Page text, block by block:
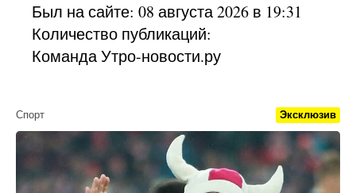
Был на сайте: 08 августа 2026 в 19:31
Количество публикаций:
Команда Утро-новости.ру
Спорт Эксклюзив